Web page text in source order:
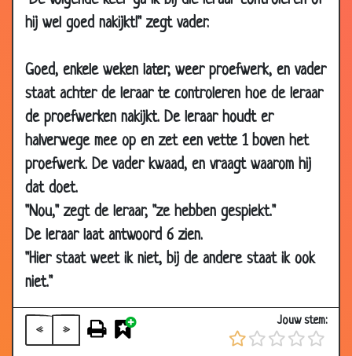
hij wel goed nakijkt!" zegt vader.
Goed, enkele weken later, weer proefwerk, en vader
staat achter de leraar te controleren hoe de leraar
de proefwerken nakijkt. De leraar houdt er
halverwege mee op en zet een vette 1 boven het
proefwerk. De vader kwaad, en vraagt waarom hij
dat doet.
"Nou," zegt de leraar, "ze hebben gespiekt."
De leraar laat antwoord 6 zien.
"Hier staat weet ik niet, bij de andere staat ik ook
niet."
« »
Jouw stem:
30 Aug 2007
Ruzie uitleggen
08 Aug 2007
Papa!
3.56
07 Aug 2007
Vader
3.02
22 Jul 2007
Zakgeld vermindering
16 Jul 2007
Kinder moppen
04 Jun 2007
01 May 2007
Bij de apotheker
12 Apr 2007
Tikkende auto
07 Apr 2007
Spijbellen
2.87
02 Apr 2007
26 Mar 2007
Jeugd van tegenwoordig
3.54
26 Mar 2007
Bidden voor het eten
3.69